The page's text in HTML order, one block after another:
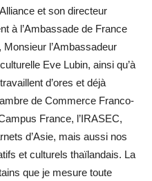
et son directeur
à l’Ambassade de France
l’Ambassadeur
Eve Lubin, ainsi qu’à
d’ores et déjà
de Commerce Franco-
France, l’IRASEC,
d’Asie, mais aussi nos
et culturels thaïlandais. La
que je mesure toute